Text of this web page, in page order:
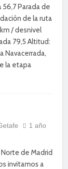
56,7 Parada de
de la ruta
/ desnivel
79,5 Altitud:
Navacerrada,
la etapa
1 año
de Madrid
invitamos a